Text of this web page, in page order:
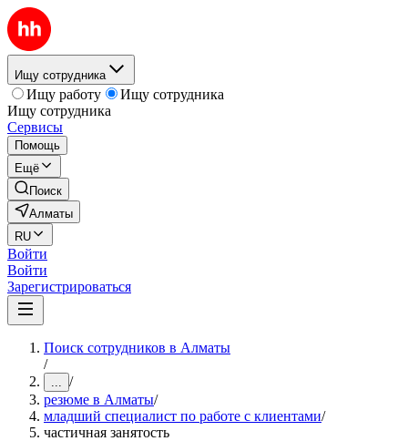
Ищу сотрудника
Ищу работу
Ищу сотрудника
Ищу сотрудника
Сервисы
Помощь
Ещё
Поиск
Алматы
RU
Войти
Войти
Зарегистрироваться
Поиск сотрудников в Алматы
/
... /
резюме в Алматы/
младший специалист по работе с клиентами/
частичная занятость